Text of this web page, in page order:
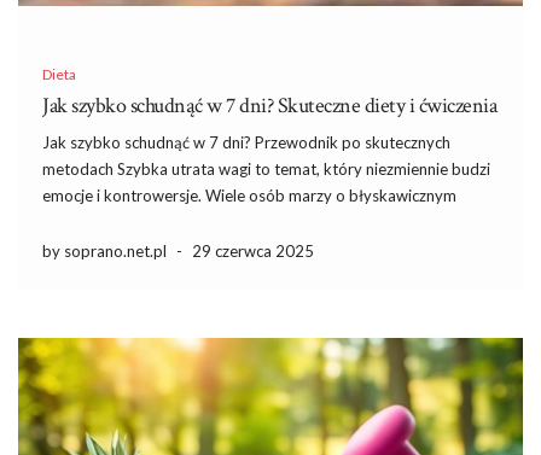
Dieta
Jak szybko schudnąć w 7 dni? Skuteczne diety i ćwiczenia
Jak szybko schudnąć w 7 dni? Przewodnik po skutecznych
metodach Szybka utrata wagi to temat, który niezmiennie budzi
emocje i kontrowersje. Wiele osób marzy o błyskawicznym
jest zdrowe i trwałe. W ciągu zaledwie tygodnia możliwe jest […]
by soprano.net.pl - 29 czerwca 2025